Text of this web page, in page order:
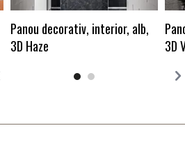
Panou decorativ, interior, alb,
3D Haze
3D